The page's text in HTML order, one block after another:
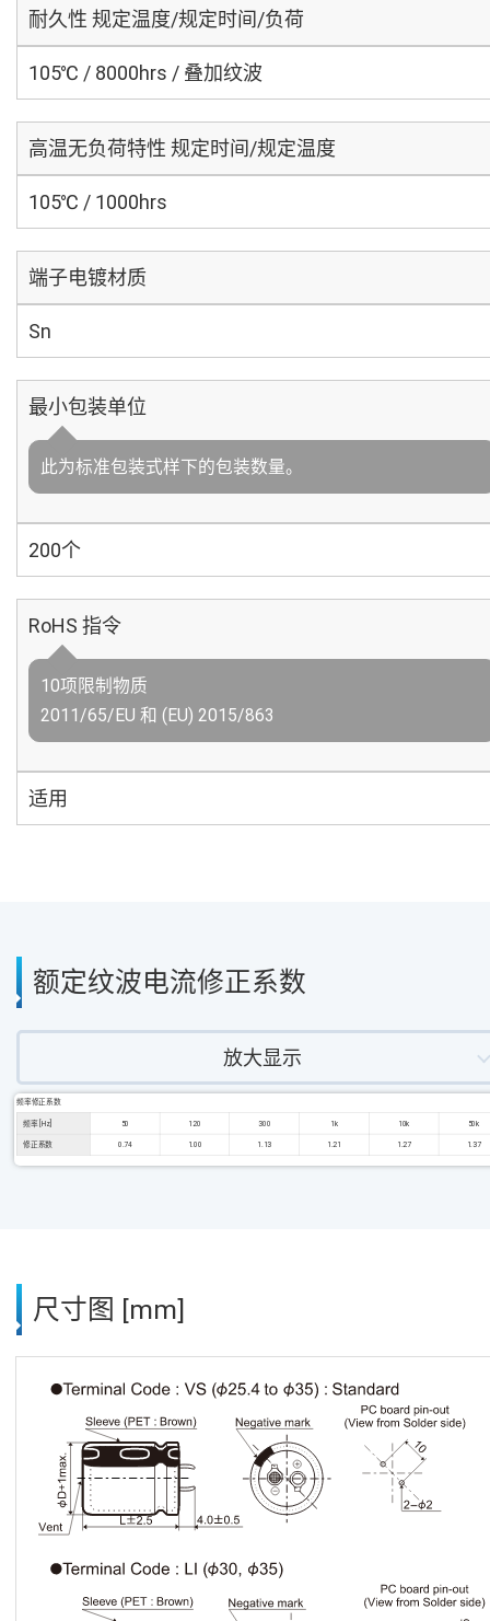
耐久性 规定温度/规定时间/负荷
105℃ / 8000hrs / 叠加纹波
高温无负荷特性 规定时间/规定温度
105℃ / 1000hrs
端子电镀材质
Sn
最小包装单位
此为标准包装式样下的包装数量。
200个
RoHS 指令
10项限制物质
2011/65/EU 和 (EU) 2015/863
适用
额定纹波电流修正系数
放大显示
频率修正系数
频率 [Hz] 50 120 300 1k 10k 50k
修正系数 0.74 1.00 1.13 1.21 1.27 1.37
尺寸图 [mm]